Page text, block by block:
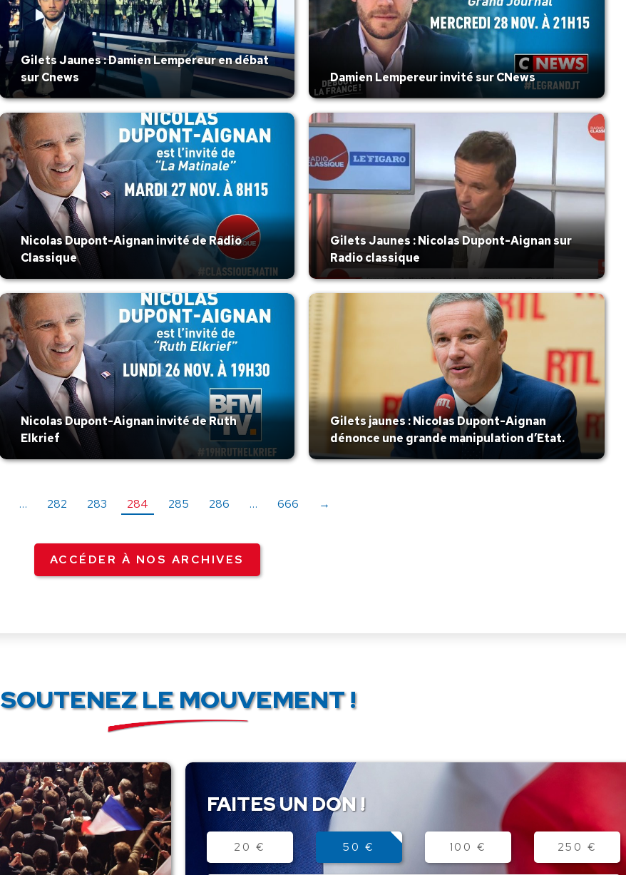
Gilets Jaunes : Damien Lempereur en débat
sur Cnews
Damien Lempereur invité sur CNews
Nicolas Dupont-Aignan invité de Radio
Classique
Gilets Jaunes : Nicolas Dupont-Aignan sur
Radio classique
Nicolas Dupont-Aignan invité de Ruth
Elkrief
Gilets jaunes : Nicolas Dupont-Aignan
dénonce une grande manipulation d’Etat.
… 282 283 284 285 286 … 666 →
ACCÉDER À NOS ARCHIVES
SOUTENEZ LE MOUVEMENT !
FAITES UN DON !
Montant
20 € 50 € 100 € 250 €